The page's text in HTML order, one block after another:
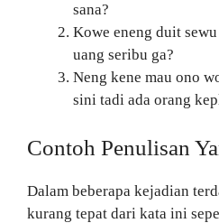
sana?
Kowe eneng duit
uang seribu ga?
Neng kene mau ono
sini tadi ada orang
Contoh Penulisan
Dalam beberapa kejadian
kurang tepat dari kata ini